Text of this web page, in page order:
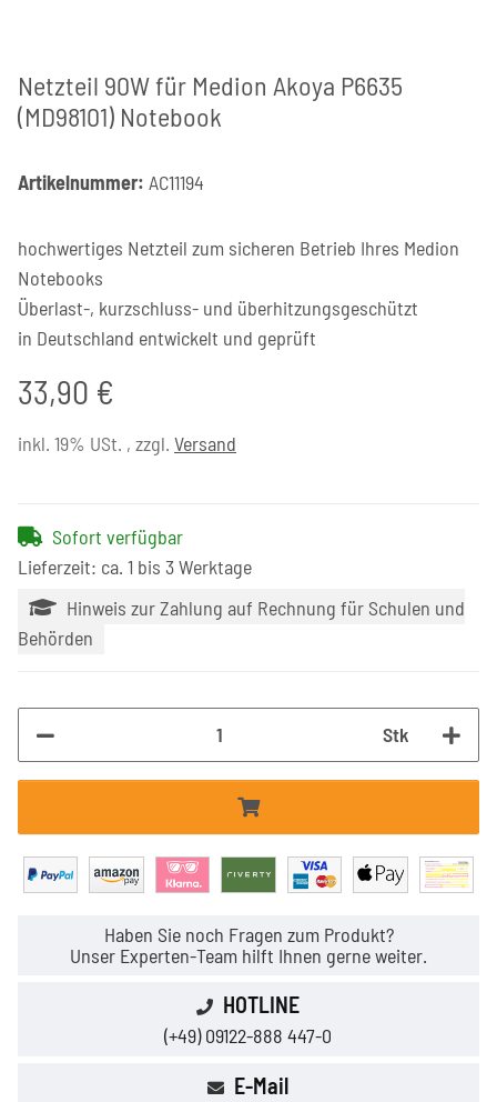
Netzteil 90W für Medion Akoya P6635
(MD98101) Notebook
Artikelnummer: AC11194
hochwertiges Netzteil zum sicheren Betrieb Ihres Medion
Notebooks
Überlast-, kurzschluss- und überhitzungsgeschützt
in Deutschland entwickelt und geprüft
33,90 €
inkl. 19% USt. , zzgl. Versand
Sofort verfügbar
Lieferzeit: ca. 1 bis 3 Werktage
Hinweis zur Zahlung auf Rechnung für Schulen und
Behörden
Stk
Haben Sie noch Fragen zum Produkt?
Unser Experten-Team hilft Ihnen gerne weiter.
HOTLINE
(+49) 09122-888 447-0
E-Mail